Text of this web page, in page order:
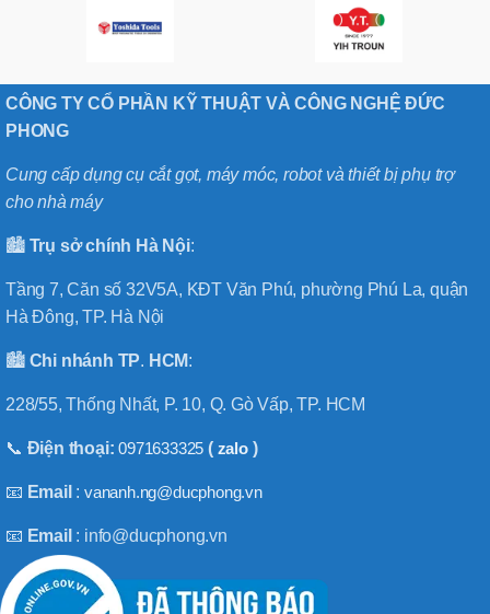
CÔNG TY CỔ PHẦN KỸ THUẬT VÀ CÔNG NGHỆ ĐỨC
PHONG
Cung cấp dụng cụ cắt gọt, máy móc, robot và thiết bị phụ trợ
cho nhà máy
🏙️ Trụ sở chính Hà Nội:
Tầng 7, Căn số 32V5A, KĐT Văn Phú, phường Phú La, quận
Hà Đông, TP. Hà Nội
🏙️ Chi nhánh TP. HCM:
228/55, Thống Nhất, P. 10, Q. Gò Vấp, TP. HCM
📞 Điện thoại:0971633325 ( zalo)
📧 Email :vananh.ng@ducphong.vn
📧 Email : info@ducphong.vn